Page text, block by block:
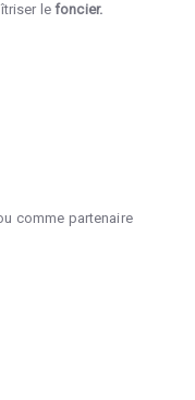
lefoncier.
comme partenaire